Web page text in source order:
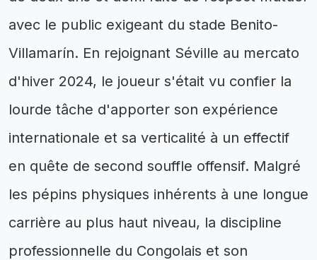
avec le public exigeant du stade Benito-
Villamarín. En rejoignant Séville au mercato
d'hiver 2024, le joueur s'était vu confier la
lourde tâche d'apporter son expérience
internationale et sa verticalité à un effectif
en quête de second souffle offensif. Malgré
les pépins physiques inhérents à une longue
carrière au plus haut niveau, la discipline
professionnelle du Congolais et son